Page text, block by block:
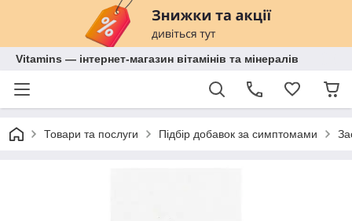
Vitamins — інтернет-магазин вітамінів та мінералів
Товари та послуги Підбір добавок за симптомами